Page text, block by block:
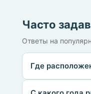
Часто
Ответы на
Где